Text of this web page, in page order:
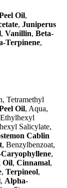
Oil,
, Juniperus
, Vanillin, Beta-
Terpinene,
Tetramethyl
Oil, Aqua,
Salicylate,
Cablin
, Benzylbenzoat,
,
Oil, Cinnamal,
, Terpineol,
, Alpha-